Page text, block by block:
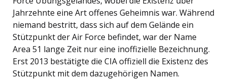
Jahrzehnte eine Art offenes Geheimnis war. Während
niemand bestritt, dass sich auf dem Gelände ein
Stützpunkt der Air Force befindet, war der Name
Area 51 lange Zeit nur eine inoffizielle Bezeichnung.
Erst 2013 bestätigte die CIA offiziell die Existenz des
Stützpunkt mit dem dazugehörigen Namen.